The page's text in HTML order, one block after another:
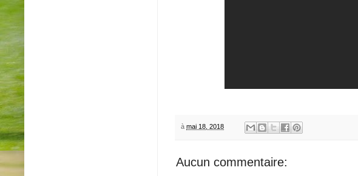
à mai 18, 2018
Aucun commentaire: